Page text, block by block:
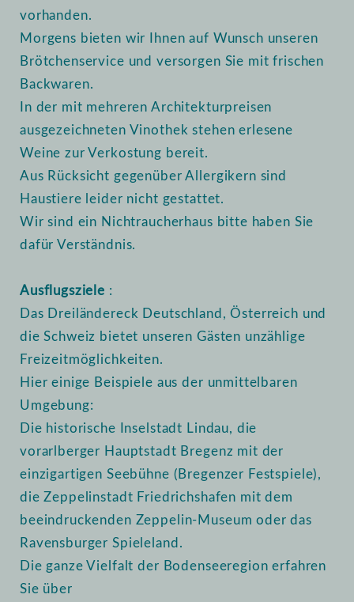
vorhanden.
Morgens bieten wir Ihnen auf Wunsch unseren
Brötchenservice und versorgen Sie mit frischen
Backwaren.
In der mit mehreren Architekturpreisen
ausgezeichneten Vinothek stehen erlesene
Weine zur Verkostung bereit.
Aus Rücksicht gegenüber Allergikern sind
Haustiere leider nicht gestattet.
Wir sind ein Nichtraucherhaus bitte haben Sie
dafür Verständnis.
Ausflugsziele :
Das Dreiländereck Deutschland, Österreich und
die Schweiz bietet unseren Gästen unzählige
Freizeitmöglichkeiten.
Hier einige Beispiele aus der unmittelbaren
Umgebung:
Die historische Inselstadt Lindau, die
vorarlberger Hauptstadt Bregenz mit der
einzigartigen Seebühne (Bregenzer Festspiele),
die Zeppelinstadt Friedrichshafen mit dem
beeindruckenden Zeppelin-Museum oder das
Ravensburger Spieleland.
Die ganze Vielfalt der Bodenseeregion erfahren
Sie über